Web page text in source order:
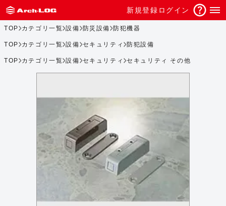
新規登録 ログイン
TOP カテゴリ一覧 設備 防災設備 防犯機器
TOP カテゴリ一覧 設備 セキュリティ 防犯設備
TOP カテゴリ一覧 設備 セキュリティ セキュリティ その他